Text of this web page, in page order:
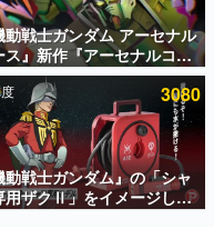
ジビュー数万以上！ などな
電ファミ渾身の“殿堂入り”記
動戦士ガンダム アーセナル
ス』新作『アーセナルコマ
ー』発表！8月28日からオ
ンベータテスト開催、2027
下旬に稼働予定
3080
動戦士ガンダム』の「シャ
用ザクⅡ」をイメージした
ホースリールが予約開始。